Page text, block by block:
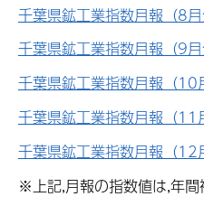
千葉県鉱工業指数月報（8月
千葉県鉱工業指数月報（9月
千葉県鉱工業指数月報（10
千葉県鉱工業指数月報（11
千葉県鉱工業指数月報（12
※上記,月報の指数値は,年間